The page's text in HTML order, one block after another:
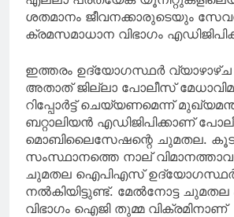
ശതമാനം ജീവനക്കാരുടെയും
ക്രമസമാധാന വിഭാഗം
ഇത്തരം ഉദ്യോഗസ്ഥർ വ്യാഴാഴ്ച
അതാത് ജില്ലാ പോലീസ്
റിപ്പോർട്ട് ചെയ്യണമെന്ന്
ബറ്റാലിയൻ എഡിജിപിക്കാണ്
മൊബിലൈസേഷന്റെ ചുമതല.
സംസ്ഥാനത്തെ നാല്
ചുമതല ഐപിഎസ്
നൽകിയിട്ടുണ്ട്. മേൽനോട്ട ചുമതല
വിഭാഗം ഐജി തുമ്മ വിക്രമിനാണ്